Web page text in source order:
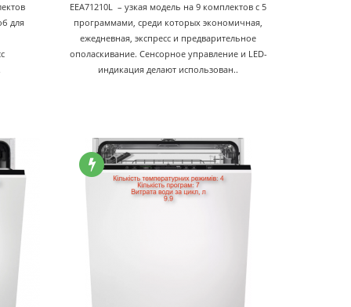
для
EEA71210L – узкая модель на 9 комплектов с 5
программами, среди которых экономичная,
ежедневная, экспресс и предварительное
ополаскивание. Сенсорное управление и LED-
индикация делают использован..